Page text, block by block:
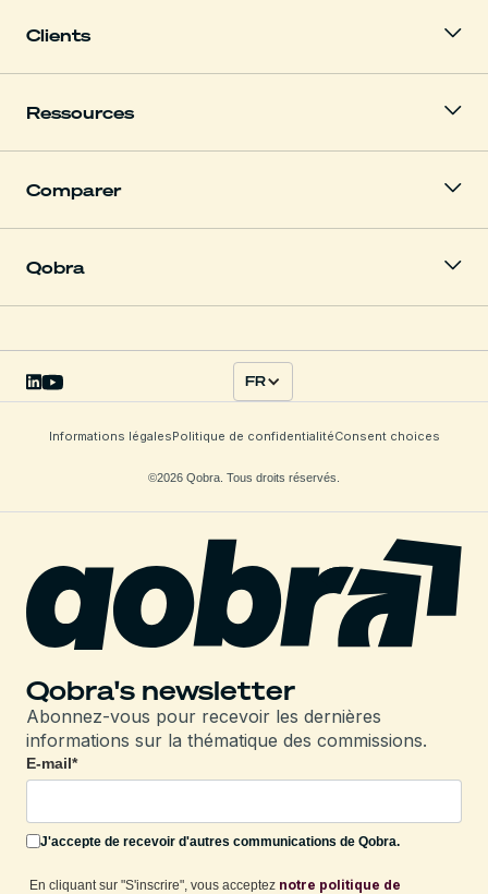
Clients
Ressources
Comparer
Qobra
©2026 Qobra. Tous droits réservés.
Informations légalesPolitique de confidentialitéConsent choices
FR
Qobra's newsletter
Abonnez-vous pour recevoir les dernières
informations sur la thématique des commissions.
E-mail*
J'accepte de recevoir d'autres communications de Qobra.
En cliquant sur "S'inscrire", vous acceptez notre politique de